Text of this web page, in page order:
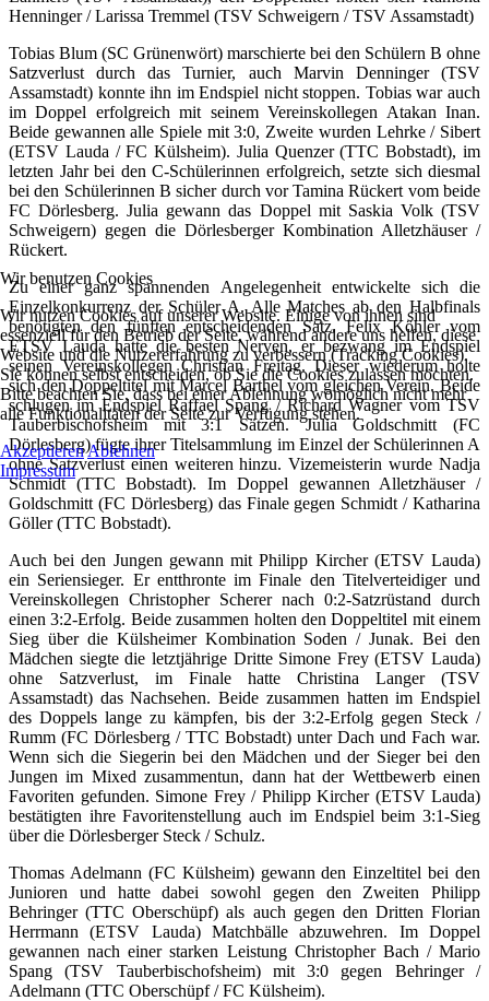
Henninger / Larissa Tremmel (TSV Schweigern / TSV Assamstadt)
Tobias Blum (SC Grünenwört) marschierte bei den Schülern B ohne
Satzverlust durch das Turnier, auch Marvin Denninger (TSV
Assamstadt) konnte ihn im Endspiel nicht stoppen. Tobias war auch
im Doppel erfolgreich mit seinem Vereinskollegen Atakan Inan.
Beide gewannen alle Spiele mit 3:0, Zweite wurden Lehrke / Sibert
(ETSV Lauda / FC Külsheim). Julia Quenzer (TTC Bobstadt), im
letzten Jahr bei den C-Schülerinnen erfolgreich, setzte sich diesmal
bei den Schülerinnen B sicher durch vor Tamina Rückert vom beide
FC Dörlesberg. Julia gewann das Doppel mit Saskia Volk (TSV
Schweigern) gegen die Dörlesberger Kombination Alletzhäuser /
Rückert.
Zu einer ganz spannenden Angelegenheit entwickelte sich die
Einzelkonkurrenz der Schüler A. Alle Matches ab den Halbfinals
benötigten den fünften entscheidenden Satz. Felix Köhler vom
ETSV Lauda hatte die besten Nerven, er bezwang im Endspiel
seinen Vereinskollegen Christian Freitag. Dieser wiederum holte
sich den Doppeltitel mit Marcel Barthel vom gleichen Verein. Beide
schlugen im Endspiel Raffael Spang / Richard Wagner vom TSV
Tauberbischofsheim mit 3:1 Sätzen. Julia Goldschmitt (FC
Dörlesberg) fügte ihrer Titelsammlung im Einzel der Schülerinnen A
ohne Satzverlust einen weiteren hinzu. Vizemeisterin wurde Nadja
Schmidt (TTC Bobstadt). Im Doppel gewannen Alletzhäuser /
Goldschmitt (FC Dörlesberg) das Finale gegen Schmidt / Katharina
Göller (TTC Bobstadt).
Auch bei den Jungen gewann mit Philipp Kircher (ETSV Lauda)
ein Seriensieger. Er entthronte im Finale den Titelverteidiger und
Vereinskollegen Christopher Scherer nach 0:2-Satzrüstand durch
einen 3:2-Erfolg. Beide zusammen holten den Doppeltitel mit einem
Sieg über die Külsheimer Kombination Soden / Junak. Bei den
Mädchen siegte die letztjährige Dritte Simone Frey (ETSV Lauda)
ohne Satzverlust, im Finale hatte Christina Langer (TSV
Assamstadt) das Nachsehen. Beide zusammen hatten im Endspiel
des Doppels lange zu kämpfen, bis der 3:2-Erfolg gegen Steck /
Rumm (FC Dörlesberg / TTC Bobstadt) unter Dach und Fach war.
Wenn sich die Siegerin bei den Mädchen und der Sieger bei den
Jungen im Mixed zusammentun, dann hat der Wettbewerb einen
Favoriten gefunden. Simone Frey / Philipp Kircher (ETSV Lauda)
bestätigten ihre Favoritenstellung auch im Endspiel beim 3:1-Sieg
über die Dörlesberger Steck / Schulz.
Thomas Adelmann (FC Külsheim) gewann den Einzeltitel bei den
Junioren und hatte dabei sowohl gegen den Zweiten Philipp
Behringer (TTC Oberschüpf) als auch gegen den Dritten Florian
Herrmann (ETSV Lauda) Matchbälle abzuwehren. Im Doppel
gewannen nach einer starken Leistung Christopher Bach / Mario
Spang (TSV Tauberbischofsheim) mit 3:0 gegen Behringer /
Adelmann (TTC Oberschüpf / FC Külsheim).
Wir benutzen Cookies
Wir nutzen Cookies auf unserer Website. Einige von ihnen sind
essenziell für den Betrieb der Seite, während andere uns helfen, diese
Website und die Nutzererfahrung zu verbessern (Tracking Cookies).
Sie können selbst entscheiden, ob Sie die Cookies zulassen möchten.
Bitte beachten Sie, dass bei einer Ablehnung womöglich nicht mehr
alle Funktionalitäten der Seite zur Verfügung stehen.
AkzeptierenAblehnen
Impressum